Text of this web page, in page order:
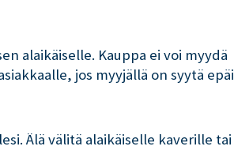
alaikäiselle. Kauppa ei voi myydä
jos myyjällä on syytä
Älä välitä alaikäiselle kaverille tai